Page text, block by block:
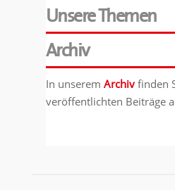
Unsere Themen
Archiv
In unserem Archiv finden
veröffentlichten Beiträge